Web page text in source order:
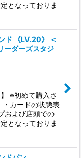
となっておりま
ド 《LV.20》 ＜
ーダーズスタジ
※初めて購入さ
カードの状態表
および店頭での
となっておりま